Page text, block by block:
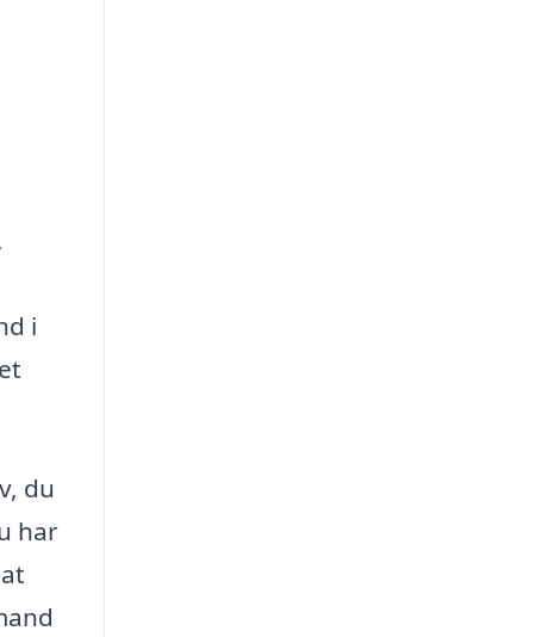
i
du
har